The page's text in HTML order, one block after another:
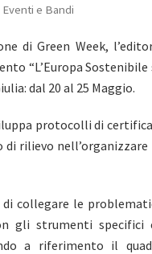
Eventi e Bandi
di Green Week,
“L’Europa
dal 20 al 25 Maggio.
protocolli di
di rilievo
collegare le
gli strumenti
a riferimento il